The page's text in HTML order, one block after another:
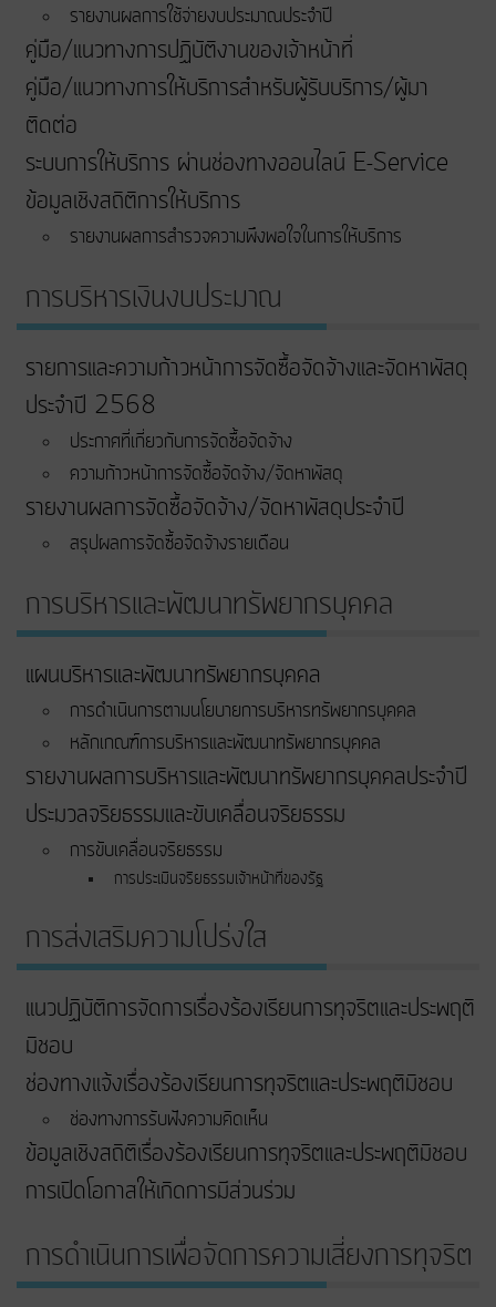
รายงานผลการใช้จ่ายงบประมาณประจำปี
คู่มือ/แนวทางการปฏิบัติงานของเจ้าหน้าที่
คู่มือ/แนวทางการให้บริการสำหรับผู้รับบริการ/ผู้มา
ติดต่อ
ระบบการให้บริการ ผ่านช่องทางออนไลน์ E-Service
ข้อมูลเชิงสถิติการให้บริการ
รายงานผลการสำรวจความพึงพอใจในการให้บริการ
การบริหารเงินงบประมาณ
รายการและความก้าวหน้าการจัดซื้อจัดจ้างและจัดหาพัสดุ
ประจำปี 2568
ประกาศที่เกี่ยวกับการจัดซื้อจัดจ้าง
ความก้าวหน้าการจัดซื้อจัดจ้าง/จัดหาพัสดุ
รายงานผลการจัดซื้อจัดจ้าง/จัดหาพัสดุประจำปี
สรุปผลการจัดซื้อจัดจ้างรายเดือน
การบริหารและพัฒนาทรัพยากรบุคคล
แผนบริหารและพัฒนาทรัพยากรบุคคล
การดำเนินการตามนโยบายการบริหารทรัพยากรบุคคล
หลักเกณฑ์การบริหารและพัฒนาทรัพยากรบุคคล
รายงานผลการบริหารและพัฒนาทรัพยากรบุคคลประจำปี
ประมวลจริยธรรมและขับเคลื่อนจริยธรรม
การขับเคลื่อนจริยธรรม
การประเมินจริยธรรมเจ้าหน้าที่ของรัฐ
การส่งเสริมความโปร่งใส
แนวปฏิบัติการจัดการเรื่องร้องเรียนการทุจริตและประพฤติ
มิชอบ
ช่องทางแจ้งเรื่องร้องเรียนการทุจริตและประพฤติมิชอบ
ช่องทางการรับฟังความคิดเห็น
ข้อมูลเชิงสถิติเรื่องร้องเรียนการทุจริตและประพฤติมิชอบ
การเปิดโอกาสให้เกิดการมีส่วนร่วม
การดำเนินการเพื่อจัดการความเสี่ยงการทุจริต